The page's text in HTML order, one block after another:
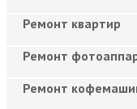
Ремонт квартир
Ремонт
Ремонт